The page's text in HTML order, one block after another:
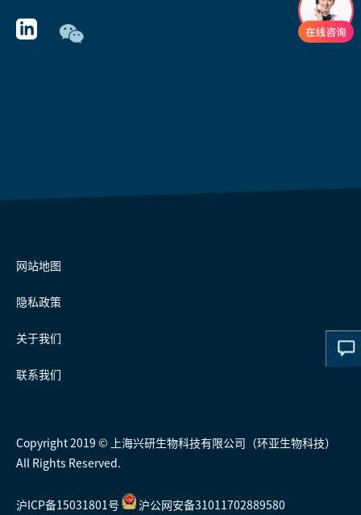
网站地图
隐私政策
关于我们
联系我们
Copyright 2019 © 上海兴研生物科技有限公司（环亚生物科技）
All Rights Reserved.
沪ICP备15031801号 沪公网安备31011702889580